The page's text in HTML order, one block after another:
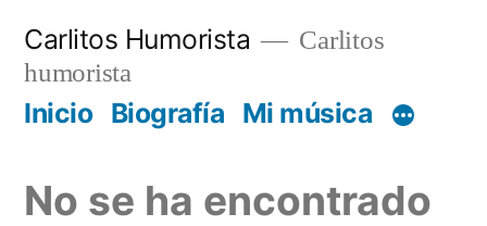
contenido
Carlitos Humorista
Carlitos
humorista
Inicio Biografía Mi música
No se ha encontrado